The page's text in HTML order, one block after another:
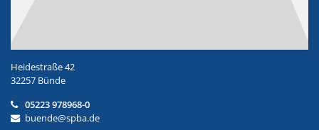
Heidestraße 42
32257 Bünde
05223 978968-0
buende@spba.de